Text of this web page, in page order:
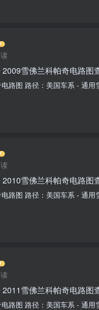
雪佛兰科帕奇电路图
路图 路径：美国车系 - 通
雪佛兰科帕奇电路图
路图 路径：美国车系 - 通
雪佛兰科帕奇电路图
路图 路径：美国车系 - 通